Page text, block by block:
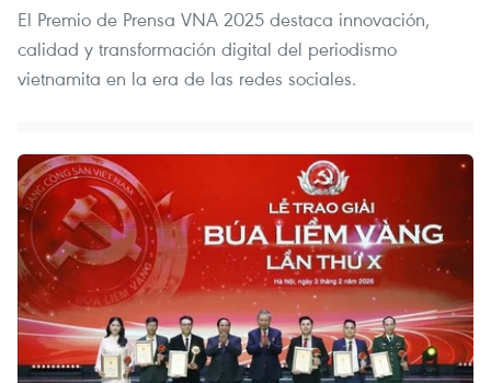
El Premio de Prensa VNA 2025 destaca innovación,
calidad y transformación digital del periodismo
vietnamita en la era de las redes sociales.